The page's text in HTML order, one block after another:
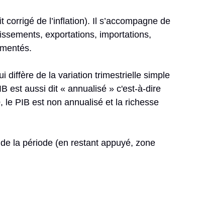
corrigé de l’inflation). Il s’accompagne de
exportations, importations,
diffère de la variation trimestrielle simple
est aussi dit « annualisé » c'est-à-dire
le PIB est non annualisé et la richesse
la période (en restant appuyé, zone